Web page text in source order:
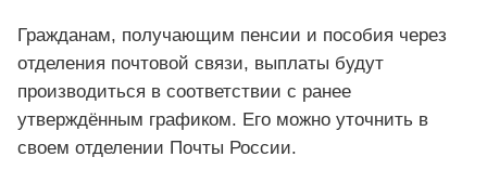
Гражданам, получающим пенсии и пособия через
отделения почтовой связи, выплаты будут
производиться в соответствии с ранее
утверждённым графиком. Его можно уточнить в
своем отделении Почты России.